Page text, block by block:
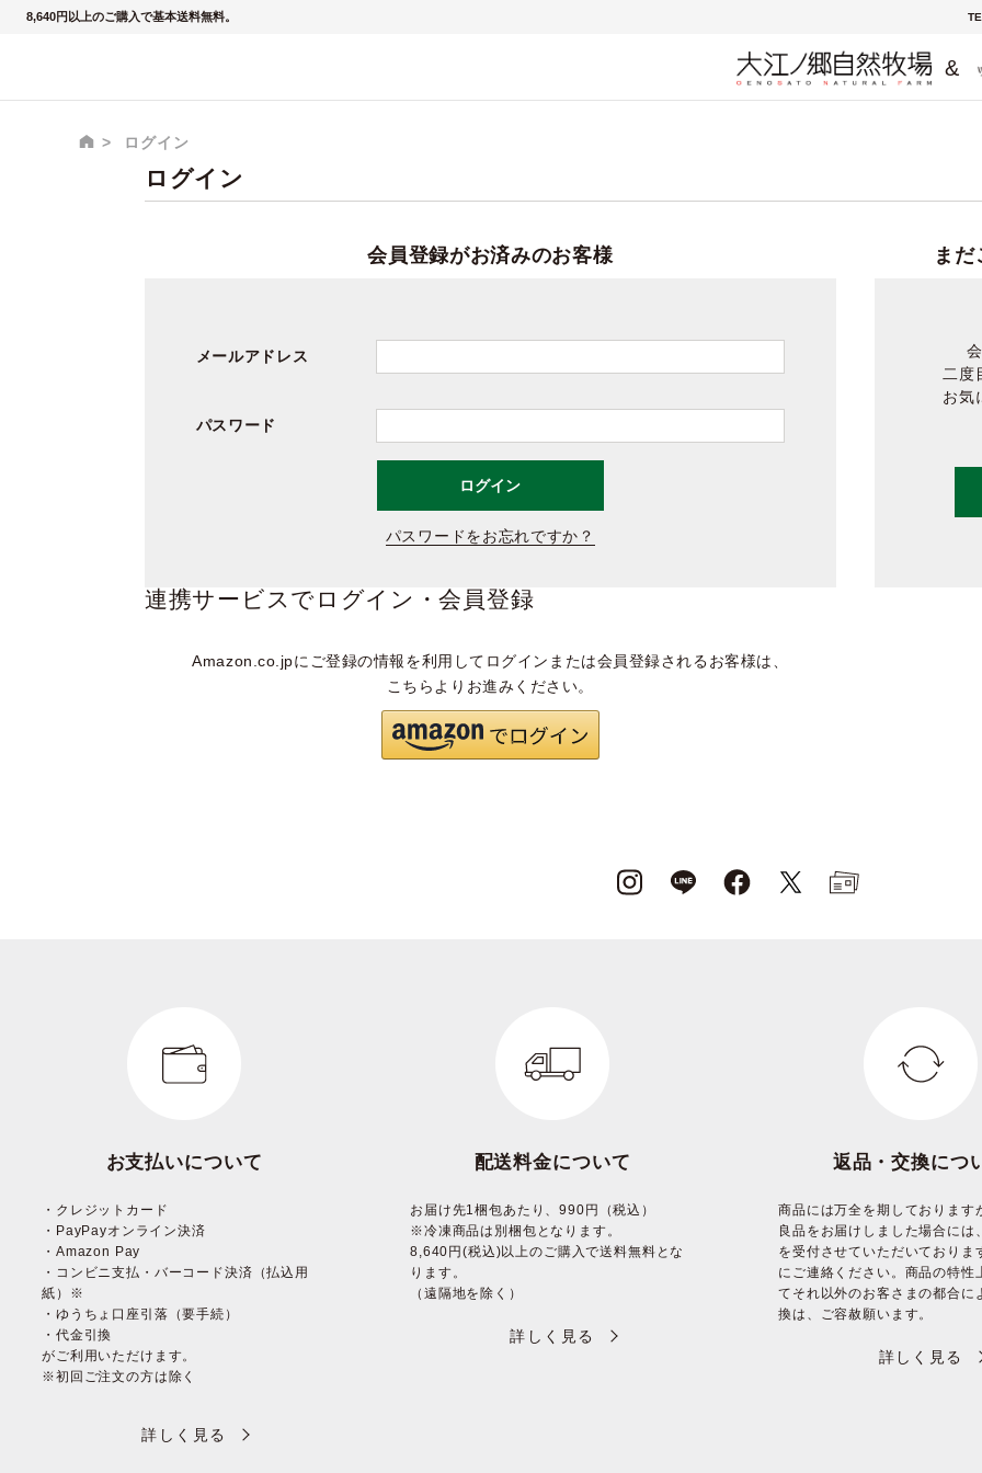
8,640円以上のご購入で基本送料無料。
&
ログイン
ログイン
会員登録がお済みのお客様
メールアドレス
パスワード
ログイン
パスワードをお忘れですか？
まだ
二度
お気
連携サービスでログイン・会員登録
Amazon.co.jpにご登録の情報を利用して ログインまたは会員登録されるお客様は、
こちらよりお進みください。
お支払いについて
・クレジットカード
・PayPayオンライン決済
・Amazon Pay
・コンビニ支払・バーコード決済（払込用
紙）※
・ゆうちょ口座引落（要手続）
・代金引換
がご利用いただけます。
※初回ご注文の方は除く
詳しく見る
配送料金について
お届け先1梱包あたり、990円（税込）
※冷凍商品は別梱包となります。
8,640円(税込)以上のご購入で送料無料とな
ります。
（遠隔地を除く）
詳しく見る
返品・交換につ
商品には万全を期しております
良品をお届けしました場合には
を受付させていただいておりま
にご連絡ください。商品の特性
てそれ以外のお客さまの都合に
換は、ご容赦願います。
詳しく見る